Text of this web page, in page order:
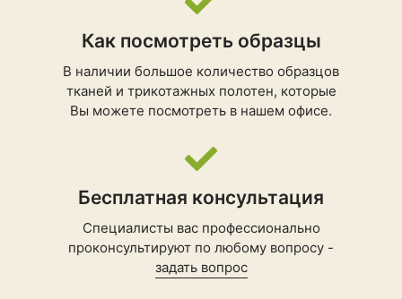
Как посмотреть образцы
В наличии большое количество образцов
тканей и трикотажных полотен, которые
Вы можете посмотреть в нашем офисе.
Бесплатная консультация
Специалисты вас профессионально
проконсультируют по любому вопросу -
задать вопрос